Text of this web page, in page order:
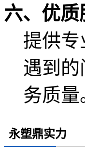
六、优
提供
遇到
务质量
永塑鼎实力